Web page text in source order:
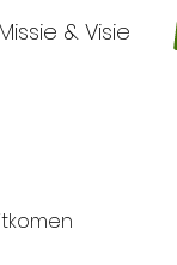
Missie & Visie